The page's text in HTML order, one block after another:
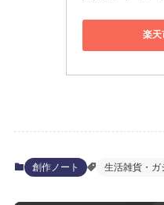
楽天
創作ノート 生活雑貨・ガ